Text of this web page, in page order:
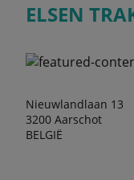
ELSEN
Nieuwlandlaan 13
3200 Aarschot
BELGIË